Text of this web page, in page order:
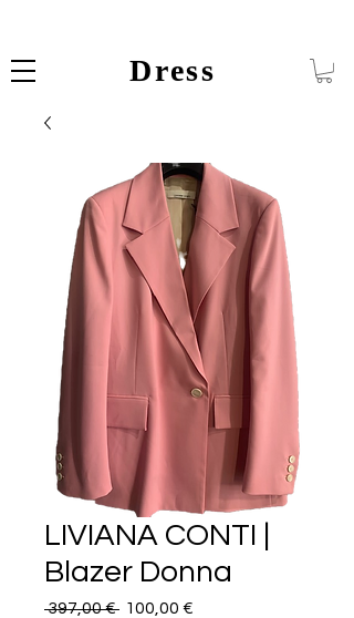
Dress
LIVIANA CONTI |
Blazer Donna
397,00 € Prezzo
100,00 €